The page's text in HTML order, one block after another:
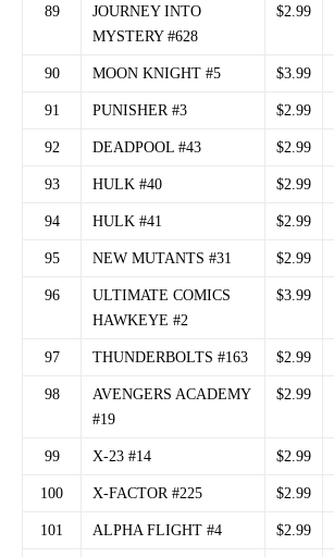
89
JOURNEY INTO
MYSTERY #628
$2.99
90 MOON KNIGHT #5 $3.99
91 PUNISHER #3 $2.99
92 DEADPOOL #43 $2.99
93 HULK #40 $2.99
94 HULK #41 $2.99
95 NEW MUTANTS #31 $2.99
96
ULTIMATE COMICS
HAWKEYE #2
$3.99
97 THUNDERBOLTS #163 $2.99
98
AVENGERS ACADEMY
#19
$2.99
99 X-23 #14 $2.99
100 X-FACTOR #225 $2.99
101 ALPHA FLIGHT #4 $2.99